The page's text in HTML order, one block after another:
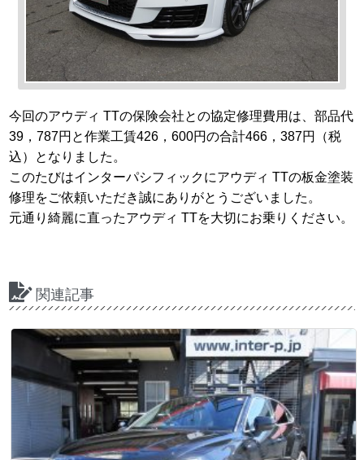
今回のアウディ TTの保険会社との協定修理費用は、部品代
39，787円と作業工賃426，600円の合計466，387円（税
込）となりました。
このたびはインターパシフィックにアウディ TTの板金塗装
修理をご依頼いただき誠にありがとうございました。
元通り綺麗に直ったアウディ TTを大切にお乗りください。
関連記事